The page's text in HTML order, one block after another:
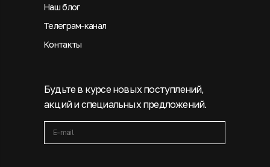
Будьте в курсе новых поступлений,
акций и специальных предложений.
Наш блог
Телеграм-канал
Контакты